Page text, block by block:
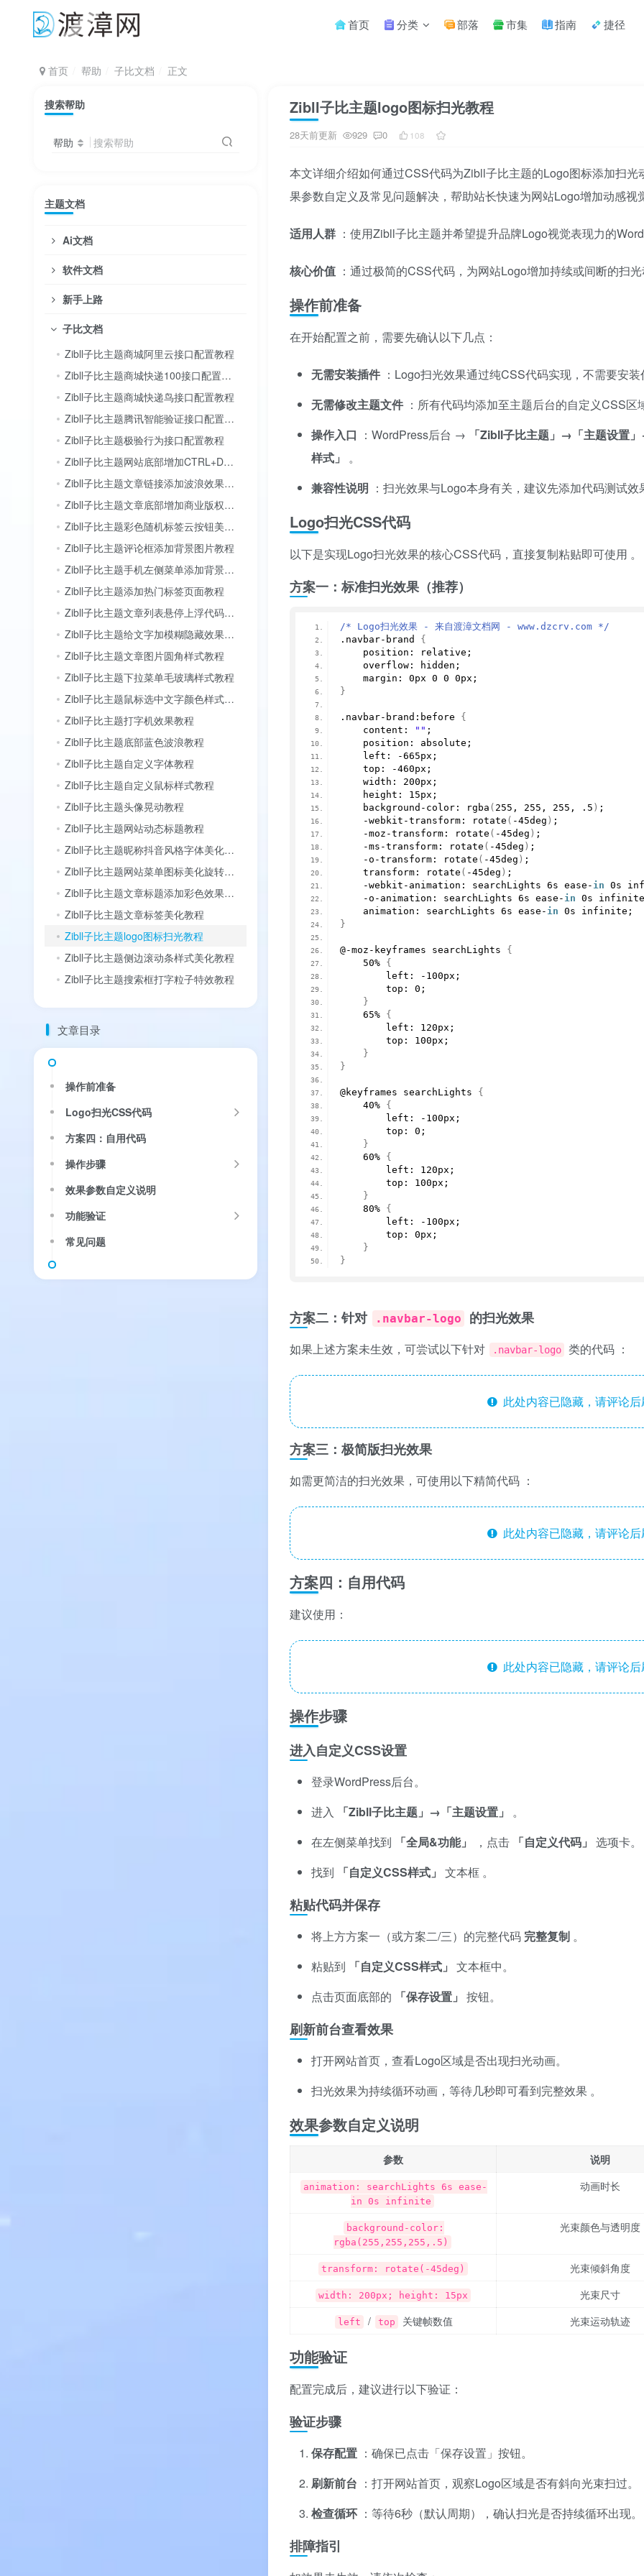
首页 分类 部落 市集 指南 捷径
首页 帮助 子比文档 正文
Zibll子比主题logo图标扫光教程
28天前更新 929 0 108
本文详细介绍如何通过CSS代码为Zibll子比主题的Logo图标添加扫
果参数自定义及常见问题解决，帮助站长快速为网站Logo增加动感视
适用人群 ：使用Zibll子比主题并希望提升品牌Logo视觉表现力的
核心价值 ：通过极简的CSS代码，为网站Logo增加持续或间断的扫
操作前准备
在开始配置之前，需要先确认以下几点：
无需安装插件 ：Logo扫光效果通过纯CSS代码实现，不需要安装
无需修改主题文件 ：所有代码均添加至主题后台的自定义CSS
操作入口 ：WordPress后台 →
「Zibll子比主题」→「主题设置
样式」 。
兼容性说明 ：扫光效果与Logo本身有关，建议先添加代码测试效
Logo扫光CSS代码
以下是实现Logo扫光效果的核心CSS代码，直接复制粘贴即可使用 。
方案一：标准扫光效果（推荐）
/* Logo扫光效果 - 来自渡漳文档网 - www.dzcrv.com */
.navbar-brand {
    position: relative;
    overflow: hidden;
    margin: 0px
0 0 0px;
}
.navbar-brand:before {
    content:
"" ;
    position: absolute;
    left: -665px;
    top: -460px;
    width: 200px;
    height: 15px;
    background-color:
rgba ( 255 , 255 , 255 , .5 ) ;
    -webkit-transform:
rotate ( -45deg ) ;
    -moz-transform:
rotate ( -45deg ) ;
    -ms-transform:
rotate ( -45deg ) ;
    -o-transform:
rotate ( -45deg ) ;
    transform:
rotate ( -45deg ) ;
    -webkit-animation: searchLights 6s ease-
in 0s
    -o-animation: searchLights 6s ease-
in 0s
    animation: searchLights 6s ease-
in 0s infinite;
}
@-moz-keyframes searchLights {
50% {
        left: -100px;
        top:
0 ;
}
65% {
        left: 120px;
        top: 100px;
}
}
@keyframes searchLights {
40% {
        left: -100px;
        top:
0 ;
}
60% {
        left: 120px;
        top: 100px;
}
80% {
        left: -100px;
        top: 0px;
}
}
方案二：针对 .navbar-logo 的扫光效果
如果上述方案未生效，可尝试以下针对 .navbar-logo 类的代码 ：
此处内容已隐藏，请评论
方案三：极简版扫光效果
如需更简洁的扫光效果，可使用以下精简代码 ：
此处内容已隐藏，请评论
方案四：自用代码
建议使用：
此处内容已隐藏，请评论
操作步骤
进入自定义CSS设置
登录WordPress后台。
进入
「Zibll子比主题」→「主题设置」 。
在左侧菜单找到
「全局&功能」 ，点击 「自定义代码」 选项卡。
找到
「自定义CSS样式」 文本框 。
粘贴代码并保存
将上方方案一（或方案二/三）的完整代码 完整复制 。
粘贴到
「自定义CSS样式」 文本框中。
点击页面底部的
「保存设置」 按钮。
刷新前台查看效果
打开网站首页，查看Logo区域是否出现扫光动画。
扫光效果为持续循环动画，等待几秒即可看到完整效果 。
效果参数自定义说明
参数 说明
animation: searchLights 6s ease-
in 0s infinite
动画时长
background-color:
rgba(255,255,255,.5)
光束颜色与透明度
transform: rotate(-45deg) 光束倾斜角度
width: 200px; height: 15px 光束尺寸
left / top 关键帧数值 光束运动轨迹
功能验证
配置完成后，建议进行以下验证：
验证步骤
保存配置 ：确保已点击「保存设置」按钮。
刷新前台 ：打开网站首页，观察Logo区域是否有斜向光束扫过。
检查循环 ：等待6秒（默认周期），确认扫光是否持续循环出现。
排障指引
搜索帮助
帮助 搜索帮助
主题文档
Ai文档
软件文档
新手上路
子比文档
Zibll子比主题商城阿里云接口配置教程
Zibll子比主题商城快递100接口配置教程
Zibll子比主题商城快递鸟接口配置教程
Zibll子比主题腾讯智能验证接口配置教程
Zibll子比主题极验行为接口配置教程
Zibll子比主题网站底部增加CTRL+D收藏按钮教程
Zibll子比主题文章链接添加波浪效果教程
Zibll子比主题文章底部增加商业版权声明教程
Zibll子比主题彩色随机标签云按钮美化教程
Zibll子比主题评论框添加背景图片教程
Zibll子比主题手机左侧菜单添加背景图片教程
Zibll子比主题添加热门标签页面教程
Zibll子比主题文章列表悬停上浮代码教程
Zibll子比主题给文字加模糊隐藏效果教程
Zibll子比主题文章图片圆角样式教程
Zibll子比主题下拉菜单毛玻璃样式教程
Zibll子比主题鼠标选中文字颜色样式教程
Zibll子比主题打字机效果教程
Zibll子比主题底部蓝色波浪教程
Zibll子比主题自定义字体教程
Zibll子比主题自定义鼠标样式教程
Zibll子比主题头像晃动教程
Zibll子比主题网站动态标题教程
Zibll子比主题昵称抖音风格字体美化教程
Zibll子比主题网站菜单图标美化旋转教程
Zibll子比主题文章标题添加彩色效果教程
Zibll子比主题文章标签美化教程
Zibll子比主题logo图标扫光教程
Zibll子比主题侧边滚动条样式美化教程
Zibll子比主题搜索框打字粒子特效教程
文章目录
操作前准备
Logo扫光CSS代码
方案四：自用代码
操作步骤
效果参数自定义说明
功能验证
常见问题
扫码登录